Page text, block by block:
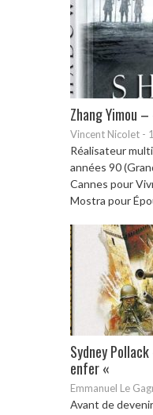
Zhang Yimou
Vincent Nicolet -
Réalisateur
années 90
Cannes pour
Mostra pour
Sydney
enfer «
Emmanuel Le
Avant de